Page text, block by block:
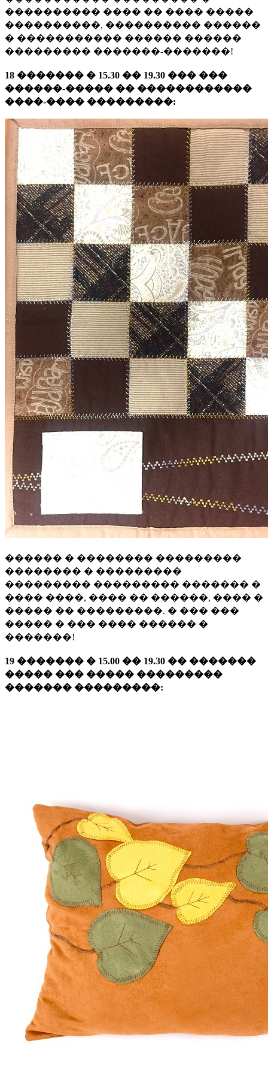
���������� ���� �� ���� �����
����������, ���������� ������
� ����������� ������ ������
��������� �������-�������!
18 ������� � 15.30 �� 19.30 ��� ���
������-����� �� ������������
����-���� ���������:
������ � �������� ���������
�������� � ���������
��������� ��������� ������� �
���� ����, ���� �� ������, ���� �
����� �� ���������. � ��� ���
����� � ��� ���� ������ �
�������!
19 ������� � 15.00 �� 19.30 �� �������
����� ��� ����� ���������
������� ���������: